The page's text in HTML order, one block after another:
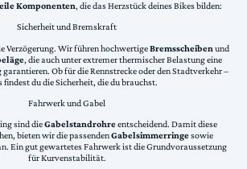
Komponenten, die das Herzstück deines Bikes bilden:
Sicherheit und Bremskraft
Verzögerung. Wir führen hochwertigeBremsscheiben und
, die auch unter extremer thermischer Belastung eine
Ob für die Rennstrecke oder den Stadtverkehr –
findest du die Sicherheit, die du brauchst.
Fahrwerk und Gabel
sind dieGabelstandrohreentscheidend. Damit diese
bieten wir die passendenGabelsimmerringesowie
Ein gut gewartetes Fahrwerk ist die Grundvoraussetzung
für Kurvenstabilität.